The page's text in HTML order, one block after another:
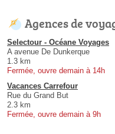
Agences de
Selectour - Océane Voyages
A avenue De Dunkerque
1.3 km
Fermée, ouvre demain à 14h
Vacances Carrefour
Rue du Grand But
2.3 km
Fermée, ouvre demain à 9h